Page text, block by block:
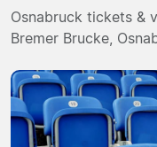
Reisorganisaties
Osnabruck tickets &
Bremer Brucke,